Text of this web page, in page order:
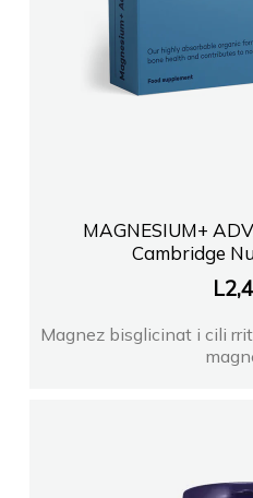
MAGNESIUM+
Cambridge
L
Magnez bisglicinat i cili